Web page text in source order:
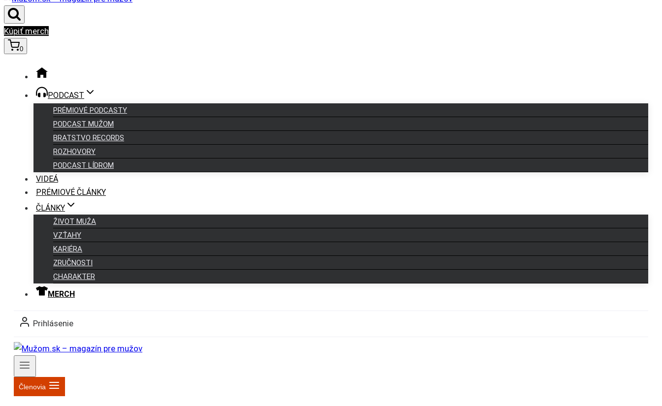
Kúpiť merch
0
PODCAST
PRÉMIOVÉ PODCASTY
PODCAST MUŽOM
BRATSTVO RECORDS
ROZHOVORY
PODCAST LÍDROM
VIDEÁ
PRÉMIOVÉ ČLÁNKY
ČLÁNKY
ŽIVOT MUŽA
VZŤAHY
KARIÉRA
ZRUČNOSTI
CHARAKTER
MERCH
Prihlásenie
Členovia